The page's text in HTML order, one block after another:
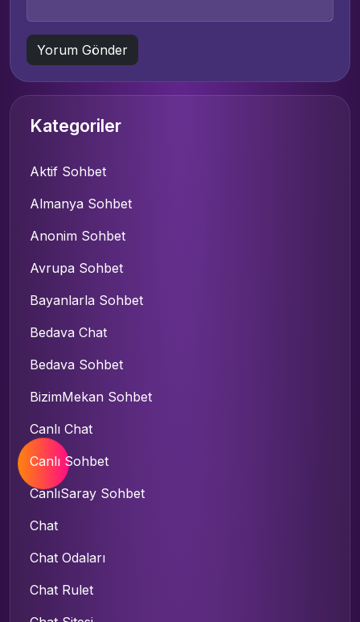
Kategoriler
Aktif Sohbet
Almanya Sohbet
Anonim Sohbet
Avrupa Sohbet
Bayanlarla Sohbet
Bedava Chat
Bedava Sohbet
BizimMekan Sohbet
Canlı Chat
Canlı Sohbet
CanlıSaray Sohbet
Chat
Chat Odaları
Chat Rulet